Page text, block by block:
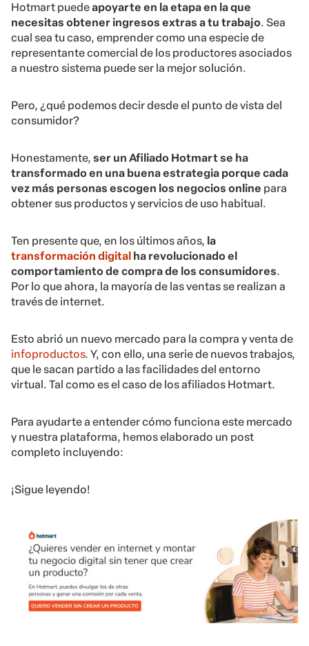
Hotmart puedeapoyarte en la etapa en la que
necesitas obtener ingresos extras a tu trabajo. Sea
cual sea tu caso, emprender como una especie de
representante comercial de los productores asociados
a nuestro sistema puede ser la mejor solución.
Pero, ¿qué podemos decir desde el punto de vista del
consumidor?
Honestamente, ser un Afiliado Hotmart se ha
transformado en una buena estrategia porque cada
vez más personas escogen los negocios online para
obtener sus productos y servicios de uso habitual.
Ten presente que, en los últimos años, la
transformación digital ha revolucionado el
comportamiento de compra de los consumidores.
Por lo que ahora, la mayoría de las ventas se realizan a
través de internet.
Esto abrió un nuevo mercado para la compra y venta de
infoproductos. Y, con ello, una serie de nuevos trabajos,
que le sacan partido a las facilidades del entorno
virtual. Tal como es el caso de los afiliados Hotmart.
Para ayudarte a entender cómo funciona este mercado
y nuestra plataforma, hemos elaborado un post
completo incluyendo:
¡Sigue leyendo!